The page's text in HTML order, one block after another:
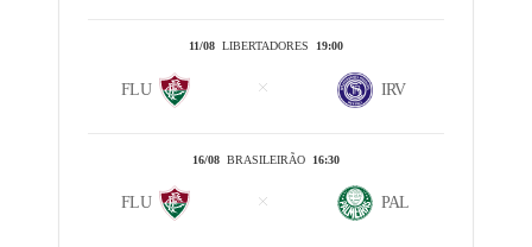
11/08LIBERTADORES 19:00
FLU IRV
16/08BRASILEIRÃO 16:30
FLU PAL